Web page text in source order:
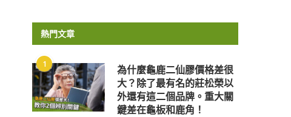
熱門文章
1
為什麼龜鹿二仙膠價格差很
大？除了最有名的莊松榮以
外還有這二個品牌。重大關
鍵差在龜板和鹿角！